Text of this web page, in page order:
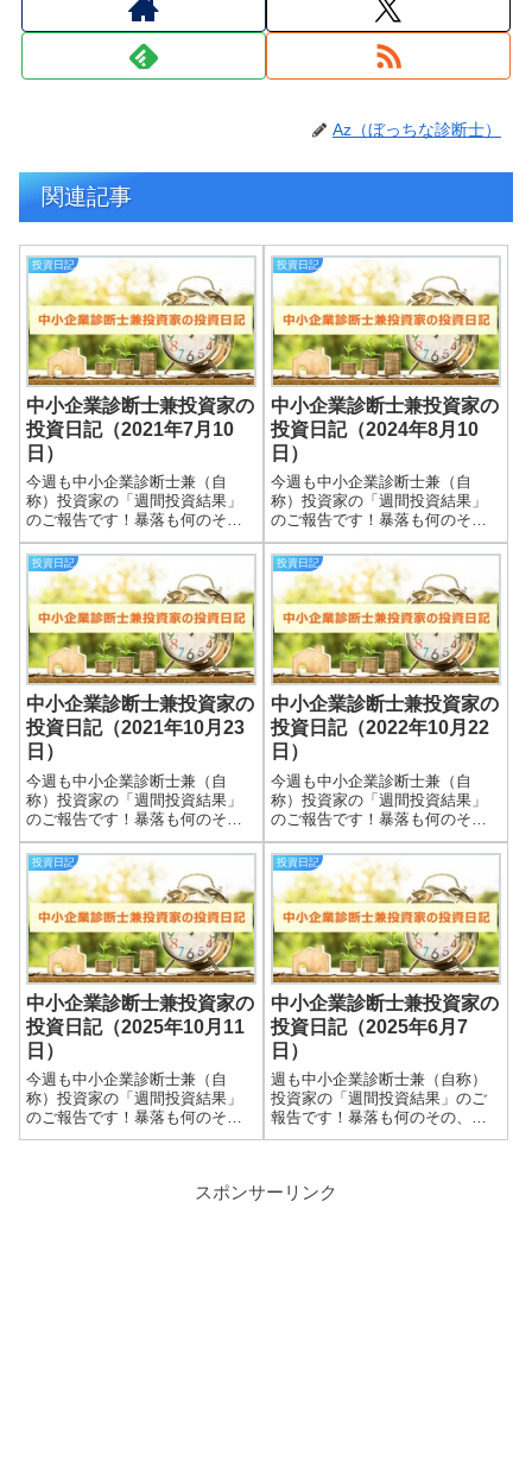
Az（ぼっちな診断士）
関連記事
投資日記
中小企業診断士兼投資家の
投資日記（2021年7月10
日）
今週も中小企業診断士兼（自
称）投資家の「週間投資結果」
のご報告です！暴落も何のそ
の、細々やっている投資結果を
皆さまと共有できればと思いま
す＾＾実際の保有株式数量や現
在の損益状況も記載していま
す。大したことない金額しか保
有していませんので期待...
投資日記
中小企業診断士兼投資家の
投資日記（2024年8月10
日）
今週も中小企業診断士兼（自
称）投資家の「週間投資結果」
のご報告です！暴落も何のそ
の、細々やっている投資結果を
皆さまと共有できればと思いま
す＾＾実際の保有株式数量や現
在の損益状況も記載していま
す。大したことない金額しか保
有していませんので期待...
投資日記
中小企業診断士兼投資家の
投資日記（2021年10月23
日）
今週も中小企業診断士兼（自
称）投資家の「週間投資結果」
のご報告です！暴落も何のそ
の、細々やっている投資結果を
皆さまと共有できればと思いま
す＾＾実際の保有株式数量や現
在の損益状況も記載していま
す。大したことない金額しか保
有していませんので期待...
投資日記
中小企業診断士兼投資家の
投資日記（2022年10月22
日）
今週も中小企業診断士兼（自
称）投資家の「週間投資結果」
のご報告です！暴落も何のそ
の、細々やっている投資結果を
皆さまと共有できればと思いま
す＾＾実際の保有株式数量や現
在の損益状況も記載していま
す。大したことない金額しか保
有していませんので期待...
投資日記
中小企業診断士兼投資家の
投資日記（2025年10月11
日）
今週も中小企業診断士兼（自
称）投資家の「週間投資結果」
のご報告です！暴落も何のそ
の、細々やっている投資結果を
在の損益状況も記載していま
投資日記
中小企業診断士兼投資家の
投資日記（2025年6月7
日）
週も中小企業診断士兼（自称）
投資家の「週間投資結果」のご
報告です！暴落も何のその、
細々やっている投資結果を皆さ
損益状況も記載しています。大
スポンサーリンク